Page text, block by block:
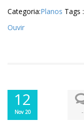
Categoria:Planos Tags :
Ouvir
12
Nov 20 -